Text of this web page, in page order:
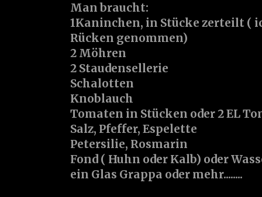
Man braucht:
1Kaninchen, in Stücke zerteilt (
Rücken genommen)
2 Möhren
2 Staudensellerie
Schalotten
Knoblauch
Tomaten in Stücken oder 2 EL
Salz, Pfeffer, Espelette
Petersilie, Rosmarin
Fond ( Huhn oder Kalb) oder
ein Glas Grappa oder mehr........